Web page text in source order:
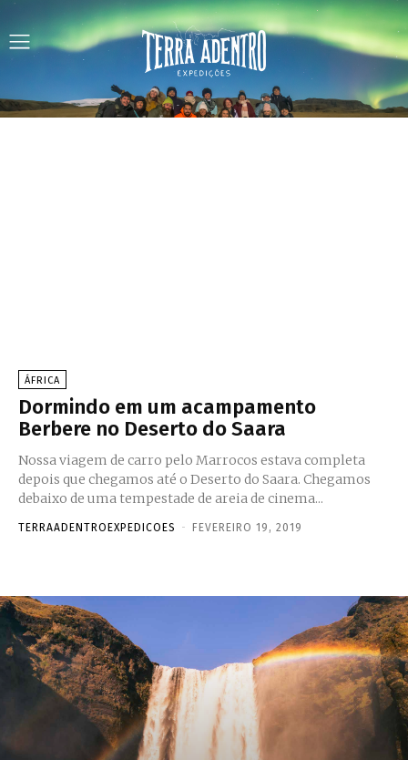
ÁFRICA
Dormindo em um acampamento
Berbere no Deserto do Saara
Nossa viagem de carro pelo Marrocos estava completa
depois que chegamos até o Deserto do Saara. Chegamos
debaixo de uma tempestade de areia de cinema...
TERRAADENTROEXPEDICOES - FEVEREIRO 19, 2019